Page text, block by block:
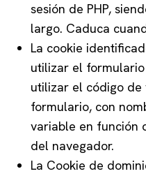
sesión de PHP,
largo. Caduca
La cookie
utilizar el
utilizar el código de
formulario, con
variable en función
del navegador.
La Cookie de